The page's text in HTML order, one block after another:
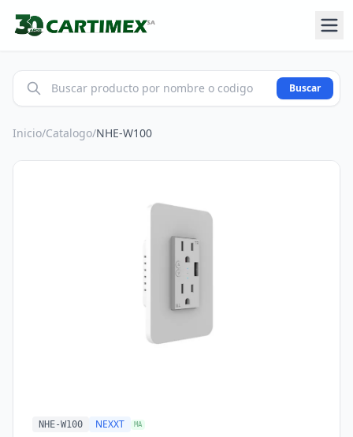
Buscar
Inicio/Catalogo/NHE-W100
NHE-W100 NEXXT MA